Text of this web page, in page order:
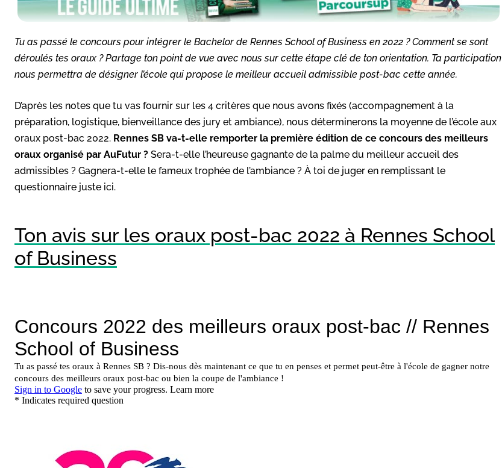
Tu as passé le concours pour intégrer le Bachelor de Rennes School of Business en 2022 ? Comment se sont
déroulés tes oraux ? Partage ton point de vue avec nous sur cette étape clé de ton orientation. Ta participation
nous permettra de désigner l’école qui propose le meilleur accueil admissible post-bac cette année.
D’après les notes que tu vas fournir sur les 4 critères que nous avons fixés (accompagnement à la
préparation, logistique, bienveillance des jury et ambiance), nous déterminerons la moyenne de l’école aux
oraux post-bac 2022. Rennes SB va-t-elle remporter la première édition de ce concours des meilleurs
oraux organisé par AuFutur ? Sera-t-elle l’heureuse gagnante de la palme du meilleur accueil des
admissibles ? Gagnera-t-elle le fameux trophée de l’ambiance ? À toi de juger en remplissant le
questionnaire juste ici.
Ton avis sur les oraux post-bac 2022 à Rennes School
of Business